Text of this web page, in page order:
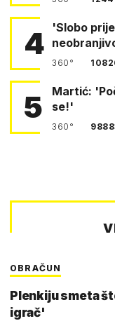
4
'Slobo
360°
5
Martić:
se!'
360°
OBRAČUN
Plenkiju smeta
igrač'